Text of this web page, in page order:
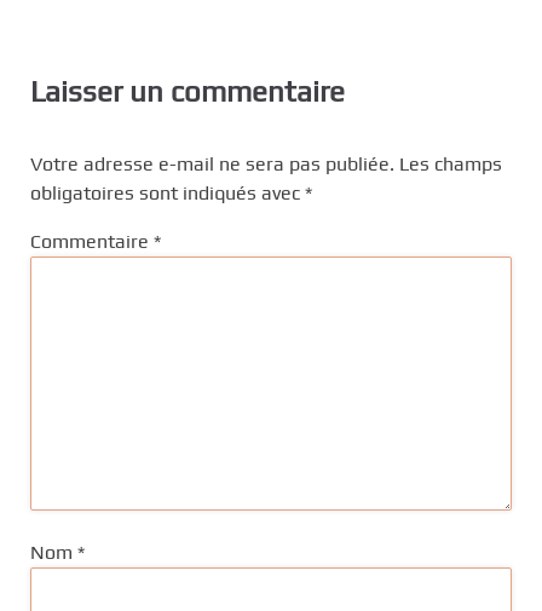
Laisser un commentaire
Votre adresse e-mail ne sera pas publiée. Les champs
obligatoires sont indiqués avec *
Commentaire *
Nom *